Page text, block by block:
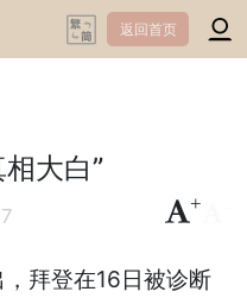
返回首页
大白”
+
拜登在16日被诊断